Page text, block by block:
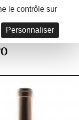
le contrôle sur
Personnaliser